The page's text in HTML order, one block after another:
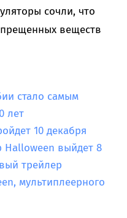
сочли, что
веществ
стало самым
лет
10 декабря
Halloween выйдет 8
трейлер
мультиплеерного